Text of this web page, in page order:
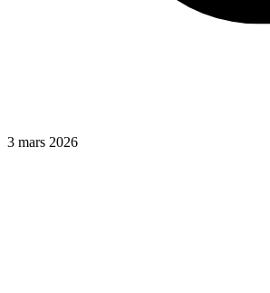
3 mars 2026